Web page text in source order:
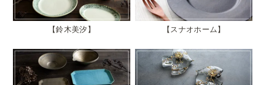
鈴木美汐 スナオホーム